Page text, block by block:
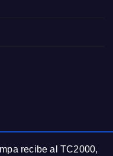
recibe al TC2000,